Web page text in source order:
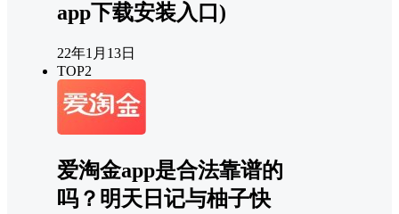
app下载安装入口)
22年1月13日
TOP2
爱淘金app是合法靠谱的
吗？明天日记与柚子快